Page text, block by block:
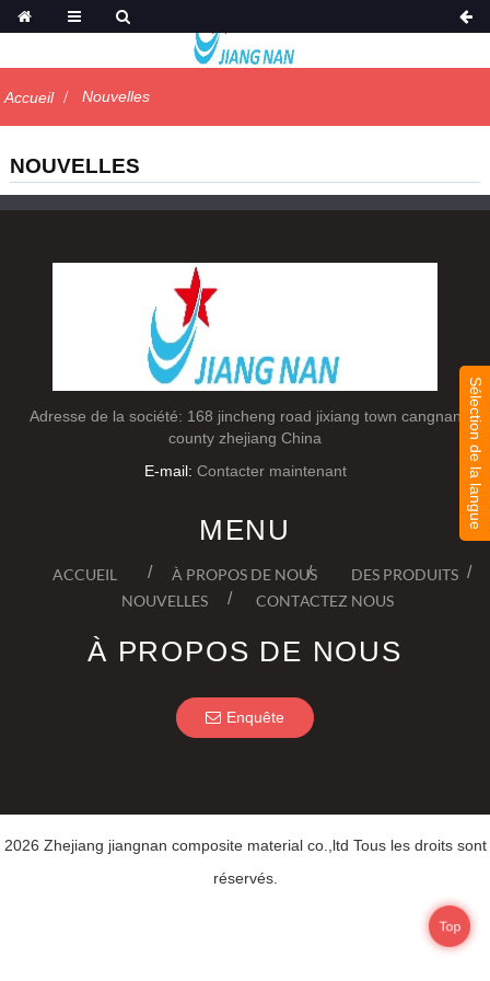
Accueil Nouvelles
NOUVELLES
Adresse de la société: 168 jincheng road jixiang town cangnan
county zhejiang China
E-mail: Contacter maintenant
MENU
ACCUEIL À PROPOS DE NOUS
DES PRODUITS
NOUVELLES
CONTACTEZ NOUS
À PROPOS DE NOUS
Enquête
2026 Zhejiang jiangnan composite material co.,ltd Tous les droits sont
réservés.
Sélection de la langue
Top